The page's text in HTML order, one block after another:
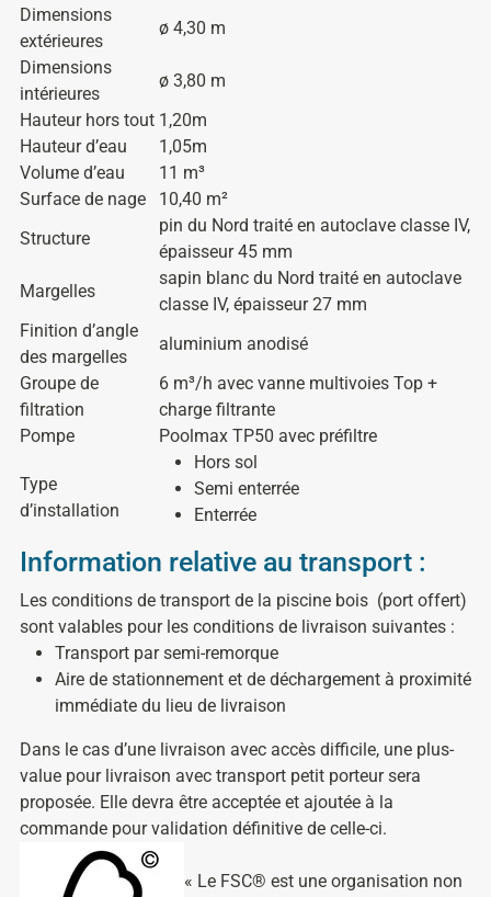
Dimensions
extérieures
ø 4,30 m
Dimensions
intérieures
ø 3,80 m
Hauteur hors tout 1,20m
Hauteur d’eau
1,05m
Volume d’eau
11 m³
Surface de nage
10,40 m²
Structure
pin du Nord traité en autoclave classe IV,
épaisseur 45 mm
Margelles
sapin blanc du Nord traité en autoclave
classe IV, épaisseur 27 mm
Finition d’angle
des margelles
aluminium anodisé
Groupe de
filtration
6 m³/h avec vanne multivoies Top +
charge filtrante
Pompe
Poolmax TP50 avec préfiltre
Type
d’installation
Hors sol
Semi enterrée
Enterrée
Information relative au transport :
Les conditions de transport de la piscine bois (port offert)
sont valables pour les conditions de livraison suivantes :
Transport par semi-remorque
Aire de stationnement et de déchargement à proximité
immédiate du lieu de livraison
Dans le cas d’une livraison avec accès difficile, une plus-
value pour livraison avec transport petit porteur sera
proposée. Elle devra être acceptée et ajoutée à la
commande pour validation définitive de celle-ci.
« Le FSC® est une organisation non